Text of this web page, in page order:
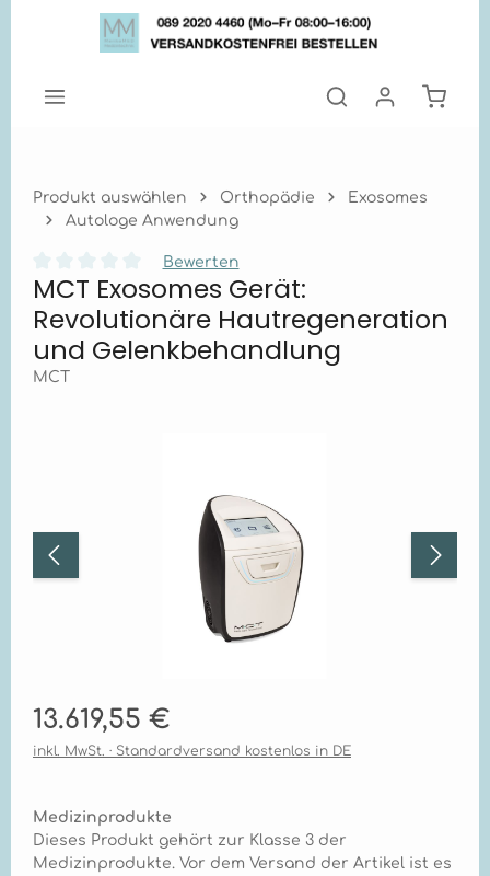
Zum Hauptinhalt springen
Produkt auswählen Orthopädie
Exosomes
Autologe Anwendung
Durchschnittliche Bewertung von 0 von 5 Sternen
Bewerten
MCT Exosomes Gerät:
Revolutionäre Hautregeneration
und Gelenkbehandlung
MCT
Regulärer Preis:
13.619,55 €
inkl. MwSt. · Standardversand kostenlos in DE
Medizinprodukte
Dieses Produkt gehört zur Klasse 3 der
Medizinprodukte. Vor dem Versand der Artikel ist es